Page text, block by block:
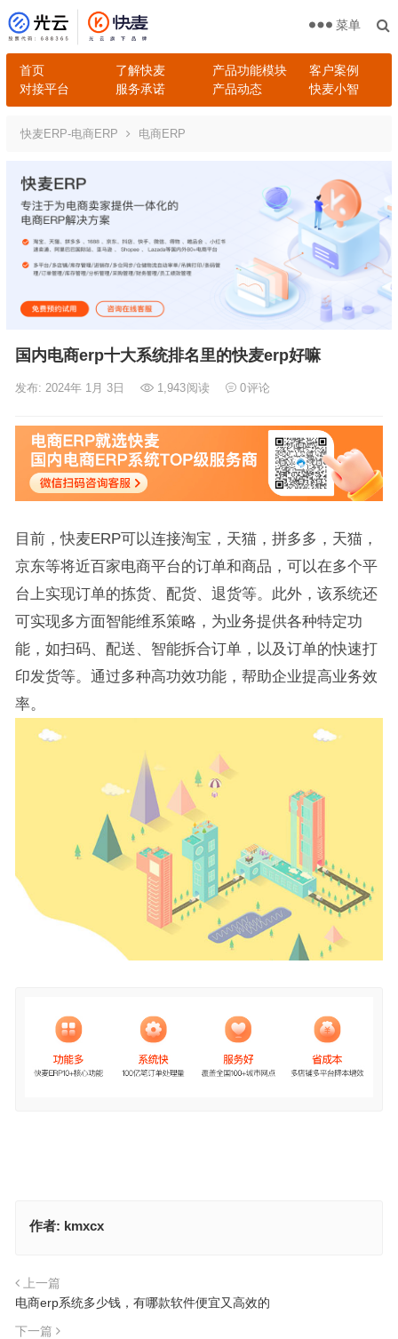
首页 了解快麦 产品功能模块
客户案例
对接平台
服务承诺 产品动态 快麦小智
菜单
快麦ERP-电商ERP 电商ERP
国内电商erp十大系统排名里的快麦erp好嘛
发布: 2024年 1月 3日 1,943阅读 0评论
目前，快麦ERP可以连接淘宝，天猫，拼多多，天猫，
京东等将近百家电商平台的订单和商品，可以在多个平
台上实现订单的拣货、配货、退货等。此外，该系统还
可实现多方面智能维系策略，为业务提供各种特定功
能，如扫码、配送、智能拆合订单，以及订单的快速打
印发货等。通过多种高功效功能，帮助企业提高业务效
率。
作者: kmxcx
上一篇
电商erp系统多少钱，有哪款软件便宜又高效的
下一篇